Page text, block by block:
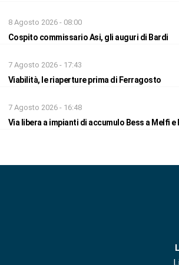
8 Agosto 2026 - 08:00
Cospito commissario Asi, gli auguri di Bardi
7 Agosto 2026 - 17:43
Viabilità, le riaperture prima di Ferragosto
7 Agosto 2026 - 16:48
Via libera a impianti di accumulo Bess a Melfi e